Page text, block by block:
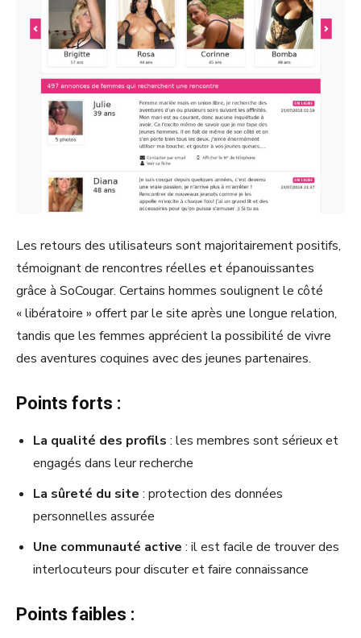
Les retours des utilisateurs sont majoritairement positifs,
témoignant de rencontres réelles et épanouissantes
grâce à SoCougar. Certains hommes soulignent le côté
« libératoire » offert par le site après une longue relation,
tandis que les femmes apprécient la possibilité de vivre
des aventures coquines avec des jeunes partenaires.
Points forts :
La qualité des profils : les membres sont sérieux et
engagés dans leur recherche
La sûreté du site : protection des données
personnelles assurée
Une communauté active : il est facile de trouver des
interlocuteurs pour discuter et faire connaissance
Points faibles :